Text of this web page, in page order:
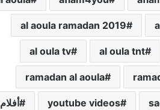
al aoula ramadan 2019
al oula tnt
al oula tv
ramadan al aoula
youtube videos أفلام